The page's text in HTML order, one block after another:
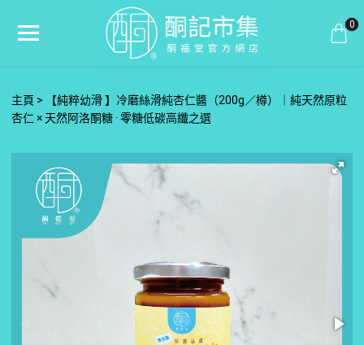
0
主頁
【純粹幼滑 】冷磨絲滑純杏仁醬（200g／樽）｜純天然原粒
杏仁 × 天然阿洛酮糖 · 零糖低碳高纖之選